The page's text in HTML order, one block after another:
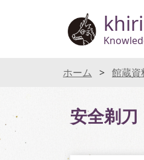
ホーム 館蔵資
安全剃刀